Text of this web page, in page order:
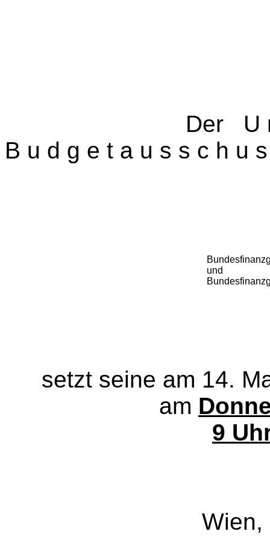
Der U n t
B u d g e t a u s s c h u
und
setzt seine am 14.
am
9
Wien,